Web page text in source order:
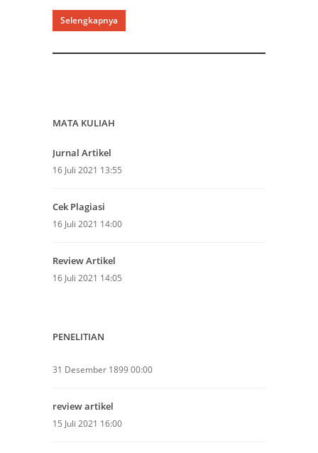
Selengkapnya
MATA KULIAH
Jurnal Artikel
16 Juli 2021 13:55
Cek Plagiasi
16 Juli 2021 14:00
Review Artikel
16 Juli 2021 14:05
PENELITIAN
31 Desember 1899 00:00
review artikel
15 Juli 2021 16:00